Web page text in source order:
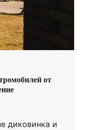
от
диковинка и